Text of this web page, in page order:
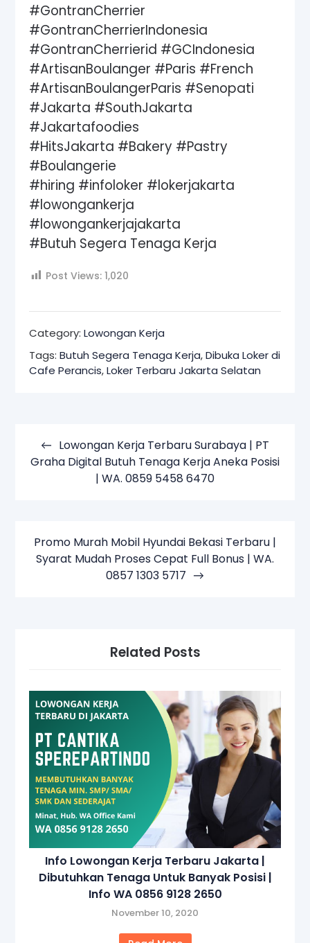
#GontranCherrier
#GontranCherrierIndonesia
#GontranCherrierid #GCIndonesia
#ArtisanBoulanger #Paris #French
#ArtisanBoulangerParis #Senopati
#Jakarta #SouthJakarta
#Jakartafoodies
#HitsJakarta #Bakery #Pastry
#Boulangerie
#hiring #infoloker #lokerjakarta
#lowongankerja
#lowongankerjajakarta
#Butuh Segera Tenaga Kerja
Post Views: 1,020
Category:Lowongan Kerja
Tags:Butuh Segera Tenaga Kerja,Dibuka Loker di
Cafe Perancis,Loker Terbaru Jakarta Selatan
Lowongan Kerja Terbaru Surabaya | PT
Graha Digital Butuh Tenaga Kerja Aneka Posisi
| WA. 0859 5458 6470
Promo Murah Mobil Hyundai Bekasi Terbaru |
Syarat Mudah Proses Cepat Full Bonus | WA.
0857 1303 5717
Related Posts
Info Lowongan Kerja Terbaru Jakarta |
Dibutuhkan Tenaga Untuk Banyak Posisi |
Info WA 0856 9128 2650
November 10, 2020